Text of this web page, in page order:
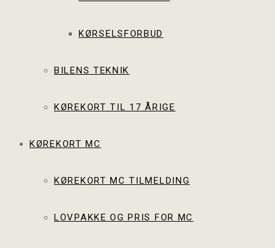
KØRSELSFORBUD
BILENS TEKNIK
KØREKORT TIL 17 ÅRIGE
KØREKORT MC
KØREKORT MC TILMELDING
LOVPAKKE OG PRIS FOR MC